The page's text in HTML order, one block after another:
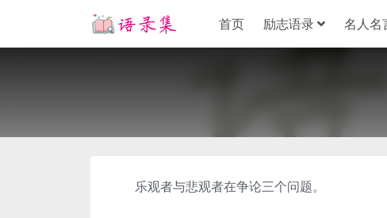
首页 励志语录 名人名
乐观者与悲观者在争论三个问题。